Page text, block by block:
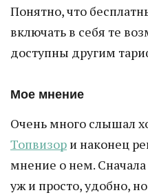
Понятно, что
включать в себя те
доступны другим
Мое мнение
Очень много слышал
Топвизор и наконец
мнение о нем. Сначала
уж и просто, удобно,